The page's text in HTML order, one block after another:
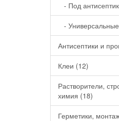
- Под
-
Антисептики и
Клеи (12)
Растворители,
химия (18)
Герметики,